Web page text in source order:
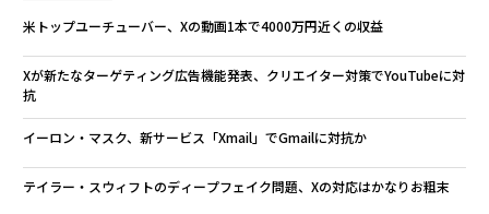
米トップユーチューバー、Xの動画1本で4000万円近くの収益
Xが新たなターゲティング広告機能発表、クリエイター対策でYouTubeに対
抗
イーロン・マスク、新サービス「Xmail」でGmailに対抗か
テイラー・スウィフトのディープフェイク問題、Xの対応はかなりお粗末